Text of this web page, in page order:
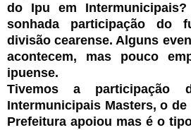
do Ipu em
sonhada participação do
divisão cearense. Alguns
acontecem, mas pouco
ipuense.
Tivemos a
Intermunicipais Masters, o de
Prefeitura apoiou mas é o